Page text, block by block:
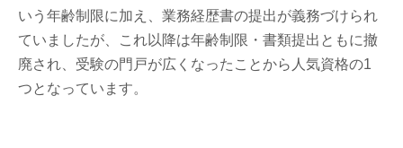
いう年齢制限に加え、業務経歴書の提出が義務づけられ
ていましたが、これ以降は年齢制限・書類提出ともに撤
廃され、受験の門戸が広くなったことから人気資格の1
つとなっています。